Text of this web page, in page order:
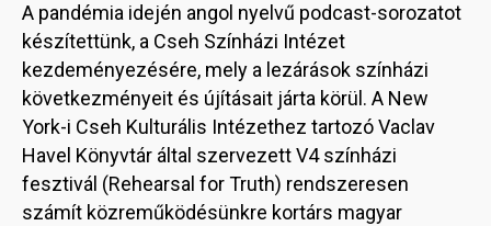
A pandémia idején angol nyelvű podcast-sorozatot
készítettünk, a Cseh Színházi Intézet
kezdeményezésére, mely a lezárások színházi
következményeit és újításait járta körül. A New
York-i Cseh Kulturális Intézethez tartozó Vaclav
Havel Könyvtár által szervezett V4 színházi
fesztivál (Rehearsal for Truth) rendszeresen
számít közreműködésünkre kortárs magyar